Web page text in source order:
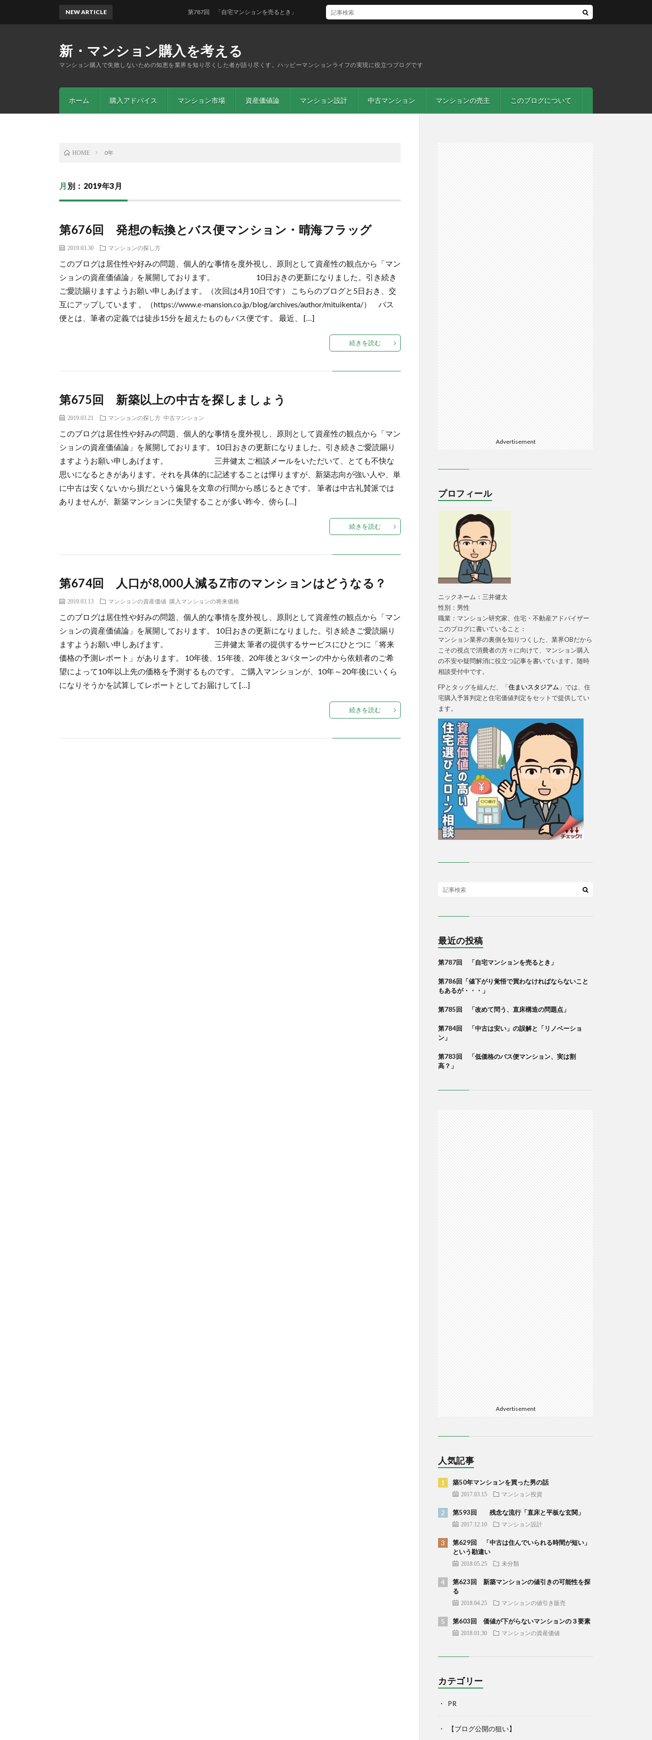
新・マンション購入を考える
マンション購入で失敗しないための知恵を業界を知り尽くした者が語り尽くす。ハッピーマンションライフの実現に役立つブログです
ホーム 購入アドバイス マンション市場 資産価値論 マンション設計 中古マンション マンションの売主 このブログについて
NEW ARTICLE 第787回 「自宅マンションを売るとき」
HOME 0年
月別：2019年3月
第676回 発想の転換とバス便マンション・晴海フラッグ
2019.03.30 マンションの探し方
このブログは居住性や好みの問題、個人的な事情を度外視し、原則として資産性の観点から「マン
ションの資産価値論」を展開しております。 10日おきの更新になりました。引き続き
ご愛読賜りますようお願い申しあげます。（次回は4月10日です） こちらのブログと5日おき、交
互にアップしています 。（https://www.e-mansion.co.jp/blog/archives/author/mituikenta/） バス
便とは、筆者の定義では徒歩15分を超えたものもバス便です。 最近、 […]
続きを読む
第675回 新築以上の中古を探しましょう
2019.03.21 マンションの探し方 中古マンション
このブログは居住性や好みの問題、個人的な事情を度外視し、原則として資産性の観点から「マン
ションの資産価値論」を展開しております。 10日おきの更新になりました。引き続きご愛読賜り
ますようお願い申しあげます。 三井健太 ご相談メールをいただいて、とても不快な
思いになるときがあります。それを具体的に記述することは憚りますが、新築志向が強い人や、単
に中古は安くないから損だという偏見を文章の行間から感じるときです。 筆者は中古礼賛派では
ありませんが、新築マンションに失望することが多い昨今、傍ら […]
続きを読む
第674回 人口が8,000人減るZ市のマンションはどうなる？
2019.03.13 マンションの資産価値 購入マンションの将来価格
このブログは居住性や好みの問題、個人的な事情を度外視し、原則として資産性の観点から「マン
ションの資産価値論」を展開しております。 10日おきの更新になりました。引き続きご愛読賜り
ますようお願い申しあげます。 三井健太 筆者の提供するサービスにひとつに「将来
価格の予測レポート」があります。 10年後、15年後、20年後と3パターンの中から依頼者のご希
望によって10年以上先の価格を予測するものです。 ご購入マンションが、10年～20年後にいくら
になりそうかを試算してレポートとしてお届けして […]
続きを読む
Advertisement
プロフィール
ニックネーム：三井健太
性別：男性
職業：マンション研究家、住宅・不動産アドバイザー
このブログに書いていること：
マンション業界の裏側を知りつくした、業界OBだから
こその視点で消費者の方々に向けて、マンション購入
の不安や疑問解消に役立つ記事を書いています。随時
相談受付中です。
FPとタッグを組んだ、「住まいスタジアム 」では、住
宅購入予算判定と住宅価値判定をセットで提供してい
ます。
最近の投稿
第787回 「自宅マンションを売るとき」
第786回「値下がり覚悟で買わなければならないこと
もあるが・・・」
第785回 「改めて問う、直床構造の問題点」
第784回 「中古は安い」の誤解と「リノベーショ
ン」
第783回 「低価格のバス便マンション、実は割
高？」
Advertisement
人気記事
築50年マンションを買った男の話
2017.03.15 マンション投資
第593回 残念な流行「直床と平板な玄関」
2017.12.10 マンション設計
第629回 「中古は住んでいられる時間が短い」
という勘違い
2018.05.25 未分類
第623回 新築マンションの値引きの可能性を探
る
2018.04.25 マンションの値引き販売
第603回 価値が下がらないマンションの３要素
2018.01.30 マンションの資産価値
カテゴリー
PR
【ブログ公開の狙い】